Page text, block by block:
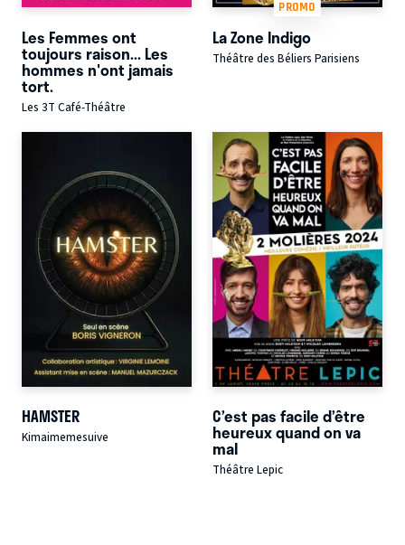
Les Femmes ont
toujours raison... Les
hommes n'ont jamais
tort.
Les 3T Café-Théâtre
PROMO
La Zone Indigo
Théâtre des Béliers Parisiens
HAMSTER
Kimaimemesuive
C’est pas facile d’être
heureux quand on va
mal
Théâtre Lepic